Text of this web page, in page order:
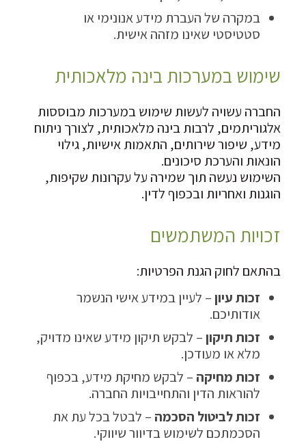
במקרה של העברת מידע אנונימי או
סטטיסטי שאינו מזהה אישית.
שימוש במערכות בינה מלאכותית
החברה עשויה לעשות שימוש במערכות מבוססות
אלגוריתמים, לרבות בינה מלאכותית, לצורך ניתוח
מידע, שיפור שירותים, התאמות אישיות, גילוי
הונאות והערכת סיכונים.
השימוש נעשה תוך שמירה על עקרונות שקיפות,
הוגנות ואחריות ובכפוף לדין.
זכויות המשתמשים
בהתאם לחוק הגנת הפרטיות:
זכות עיון– לעיין במידע אישי הנשמר
אודותיכם.
זכות תיקון– לבקש תיקון מידע שאינו מדויק,
מלא או מעודכן.
זכות מחיקה – לבקש מחיקת מידע, בכפוף
להוראות הדין והתחייבויות החברה.
זכות לביטול הסכמה – לבטל בכל עת את
הסכמתכם לשימוש בדיוור שיווקי.